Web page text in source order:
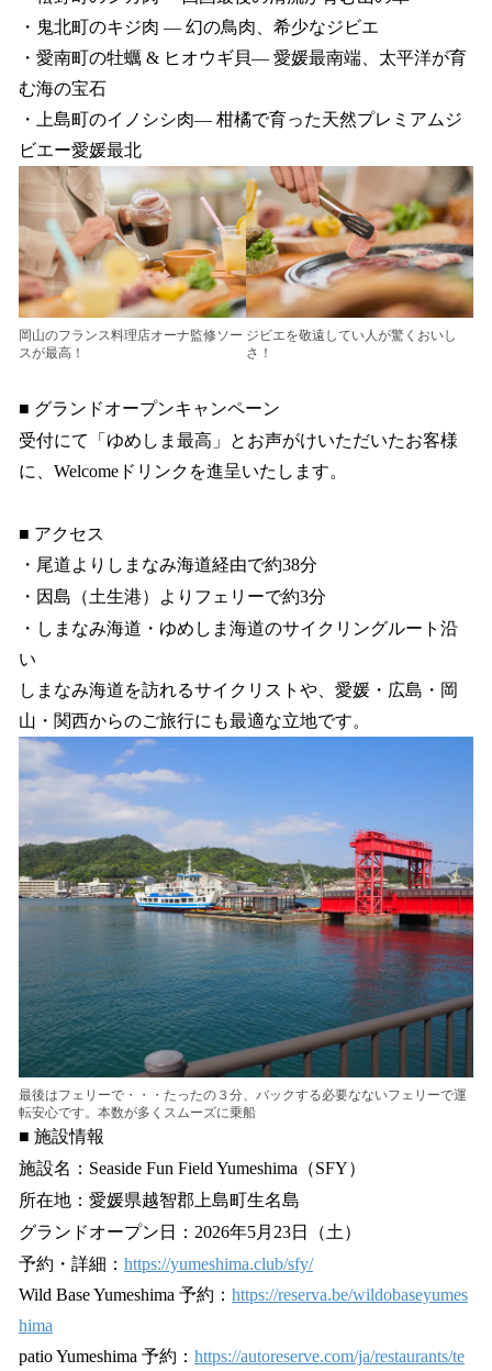
・鬼北町のキジ肉 — 幻の鳥肉、希少なジビエ
・愛南町の牡蠣 & ヒオウギ貝— 愛媛最南端、太平洋が育
む海の宝石
・上島町のイノシシ肉— 柑橘で育った天然プレミアムジ
ビエー愛媛最北
岡山のフランス料理店オーナ監修ソー
スが最高！
ジビエを敬遠してい人が驚くおいし
さ！
■ グランドオープンキャンペーン
受付にて「ゆめしま最高」とお声がけいただいたお客様
に、Welcomeドリンクを進呈いたします。
■ アクセス
・尾道よりしまなみ海道経由で約38分
・因島（土生港）よりフェリーで約3分
・しまなみ海道・ゆめしま海道のサイクリングルート沿
い
しまなみ海道を訪れるサイクリストや、愛媛・広島・岡
山・関西からのご旅行にも最適な立地です。
最後はフェリーで・・・たったの３分、バックする必要なないフェリーで運
転安心です。本数が多くスムーズに乗船
■ 施設情報
施設名：Seaside Fun Field Yumeshima（SFY）
所在地：愛媛県越智郡上島町生名島
グランドオープン日：2026年5月23日（土）
予約・詳細： https://yumeshima.club/sfy/
Wild Base Yumeshima 予約： https://reserva.be/wildobaseyumes
hima
patio Yumeshima 予約： https://autoreserve.com/ja/restaurants/te